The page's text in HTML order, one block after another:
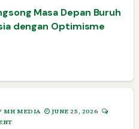
Masa Depan Buruh
dengan Optimisme
MH MEDIA
JUNE 25, 2026